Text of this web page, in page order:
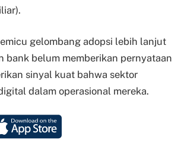
gelombang adopsi lebih lanjut
belum memberikan pernyataan
sinyal kuat bahwa sektor
dalam operasional mereka.